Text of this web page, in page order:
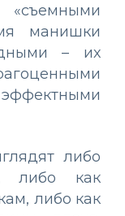
манишки
– их
либо
либо как
либо как